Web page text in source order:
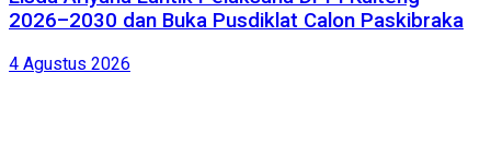
2026–2030 dan Buka Pusdiklat Calon Paskibraka
4 Agustus 2026